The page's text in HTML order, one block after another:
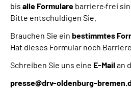
bis alle Formulare barriere·frei
Bitte entschuldigen Sie.
Brauchen Sie ein bestimmtes
Hat dieses Formular noch
Schreiben Sie uns eine E-Mailan
presse@drv-oldenburg-